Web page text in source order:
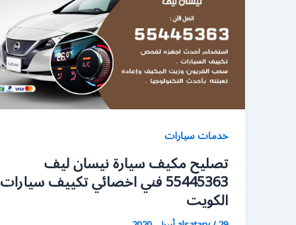
خدمات سيارات
تصليح مكيف سيارة نيسان ليف
55445363 فني اخصائي تكييف سيارات
الكويت